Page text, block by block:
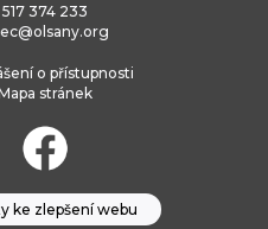
517 374 233
o přístupnosti
stránek
ke zlepšení webu